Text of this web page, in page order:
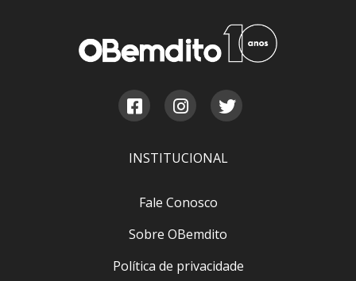
INSTITUCIONAL
Fale Conosco
Sobre OBemdito
Política de privacidade